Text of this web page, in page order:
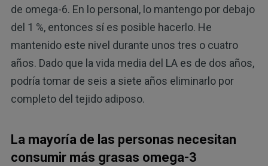
de omega-6. En lo personal, lo mantengo por debajo
del 1 %, entonces sí es posible hacerlo. He
mantenido este nivel durante unos tres o cuatro
años. Dado que la vida media del LA es de dos años,
podría tomar de seis a siete años eliminarlo por
completo del tejido adiposo.
La mayoría de las personas necesitan
consumir más grasas omega-3